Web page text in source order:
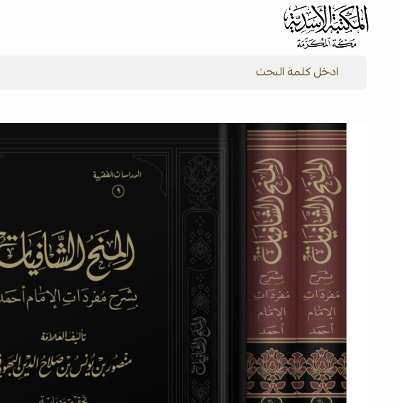
شركة المكتبة الأسدية للنشر والتوزيع